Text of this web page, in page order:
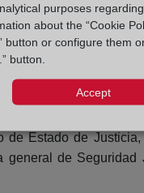
presidente
del Decanato
presidente de la
últimos años, y a
Estado de
de
purposes
about the “Cookie
button or configure them
button.
Accept